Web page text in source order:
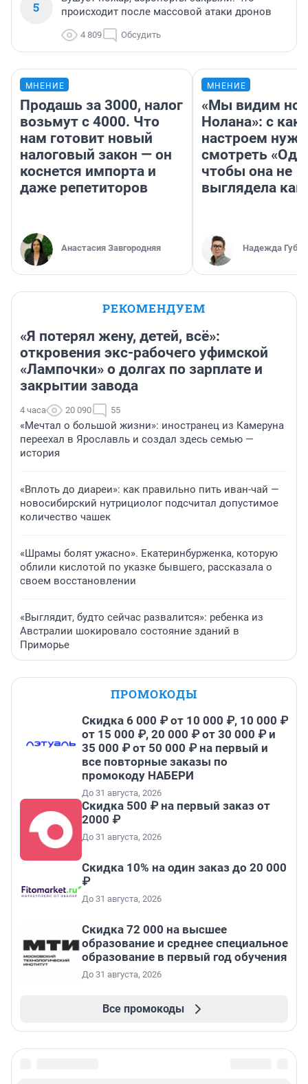
5
происходит после массовой атаки дронов
4 809 Обсудить
МНЕНИЕ
Продашь за 3000, налог
возьмут с 4000. Что
нам готовит новый
налоговый закон — он
коснется импорта и
даже репетиторов
Анастасия Завгородняя
МНЕНИЕ
«Мы видим
Нолана»: с
настроем
смотреть
чтобы она не
выглядела как
Надежда
РЕКОМЕНДУЕМ
«Я потерял жену, детей, всё»:
откровения экс-рабочего уфимской
«Лампочки» о долгах по зарплате и
закрытии завода
4 часа 20 090 55
«Мечтал о большой жизни»: иностранец из Камеруна
переехал в Ярославль и создал здесь семью —
история
«Вплоть до диареи»: как правильно пить иван-чай —
новосибирский нутрициолог подсчитал допустимое
количество чашек
«Шрамы болят ужасно». Екатеринбурженка, которую
облили кислотой по указке бывшего, рассказала о
своем восстановлении
«Выглядит, будто сейчас развалится»: ребенка из
Австралии шокировало состояние зданий в
Приморье
ПРОМОКОДЫ
Скидка 6 000 ₽ от 10 000 ₽, 10 000 ₽
от 15 000 ₽, 20 000 ₽ от 30 000 ₽ и
35 000 ₽ от 50 000 ₽ на первый и
все повторные заказы по
промокоду НАБЕРИ
До 31 августа, 2026
Скидка 500 ₽ на первый заказ от
2000 ₽
До 31 августа, 2026
Скидка 10% на один заказ до 20 000
₽
До 31 августа, 2026
Скидка 72 000 на высшее
образование и среднее специальное
образование в первый год обучения
До 31 августа, 2026
Все промокоды